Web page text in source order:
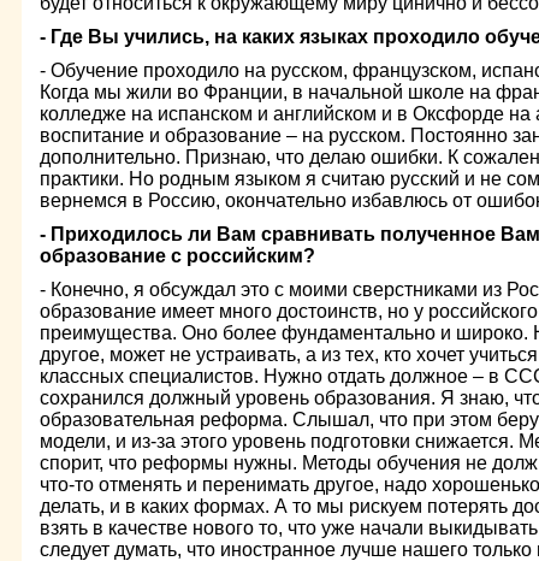
- Где Вы учились, на каких языках проходило
- Обучение проходило на русском, французском,
Когда мы жили во Франции, в начальной школе на
колледже на испанском и английском и в Оксфорде
воспитание и образование – на русском. Постоянно
дополнительно. Признаю, что делаю ошибки. К
практики. Но родным языком я считаю русский и не
вернемся в Россию, окончательно избавлюсь от
- Приходилось ли Вам сравнивать полученное
образование с российским?
- Конечно, я обсуждал это с моими сверстниками из
образование имеет много достоинств, но у
преимущества. Оно более фундаментально и широко.
другое, может не устраивать, а из тех, кто хочет
классных специалистов. Нужно отдать должное – в
сохранился должный уровень образования. Я знаю,
образовательная реформа. Слышал, что при этом
модели, и из-за этого уровень подготовки снижается.
спорит, что реформы нужны. Методы обучения не
что-то отменять и перенимать другое, надо
делать, и в каких формах. А то мы рискуем потерять
взять в качестве нового то, что уже начали
следует думать, что иностранное лучше нашего